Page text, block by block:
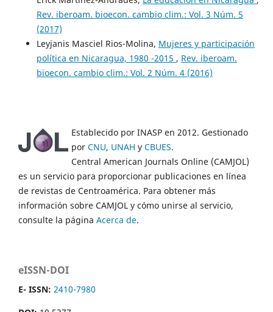
Rev. iberoam. bioecon. cambio clim.: Vol. 3 Núm. 5
(2017)
Leyjanis Masciel Rios-Molina, Mujeres y participación
política en Nicaragua, 1980 -2015 , Rev. iberoam.
bioecon. cambio clim.: Vol. 2 Núm. 4 (2016)
Establecido por INASP en 2012. Gestionado
por CNU, UNAH y CBUES.
Central American Journals Online (CAMJOL)
es un servicio para proporcionar publicaciones en línea
de revistas de Centroamérica. Para obtener más
información sobre CAMJOL y cómo unirse al servicio,
consulte la página Acerca de.
eISSN-DOI
E- ISSN: 2410-7980